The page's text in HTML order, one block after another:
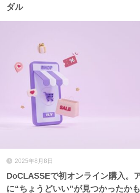
ダル
2025年8月8日
DoCLASSEで初オンライン購入。
に“ちょうどいい”が見つかったかも